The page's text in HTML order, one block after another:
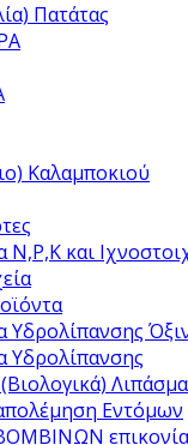
Πατάτας
Καλαμποκιού
Ν,Ρ,Κ και
Υδρολίπανσης
Υδρολίπανσης
Εντόμων